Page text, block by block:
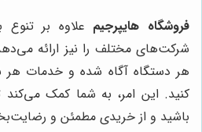
فروشگاه هایپرجیم علاوه بر تنوع
شرکت‌های مختلف را نیز ارائه
هر دستگاه آگاه شده و خدمات هر
کنید. این امر، به شما کمک می‌کند
باشید و از خریدی مطمئن و